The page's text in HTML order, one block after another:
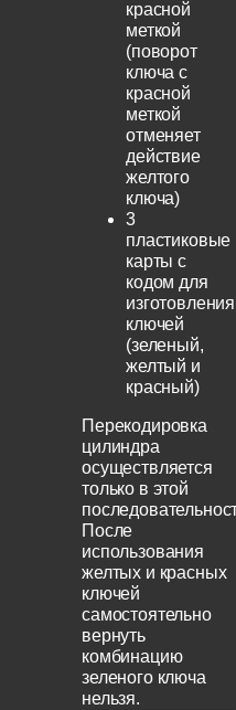
красной
меткой
(поворот
ключа с
красной
меткой
отменяет
действие
желтого
ключа)
3
пластиковые
карты с
кодом для
изготовления
ключей
(зеленый,
желтый и
красный)
Перекодировка
цилиндра
осуществляется
только в этой
После
использования
желтых и красных
ключей
самостоятельно
вернуть
комбинацию
зеленого ключа
нельзя.